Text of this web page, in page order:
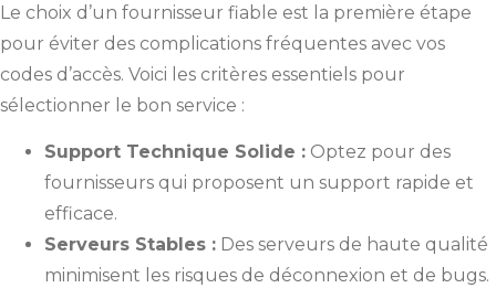
Le choix d’un fournisseur fiable est la première étape
pour éviter des complications fréquentes avec vos
codes d’accès. Voici les critères essentiels pour
sélectionner le bon service :
Support Technique Solide : Optez pour des
fournisseurs qui proposent un support rapide et
efficace.
Serveurs Stables : Des serveurs de haute qualité
minimisent les risques de déconnexion et de bugs.